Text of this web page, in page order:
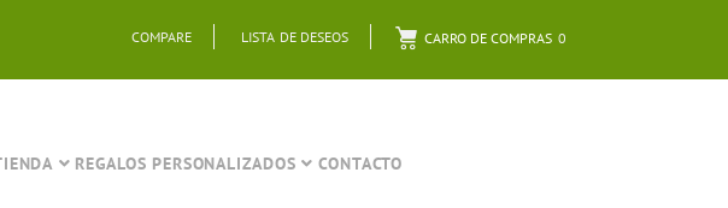
COMPARE LISTA DE DESEOS CARRO DE COMPRAS 0
REGALOS PERSONALIZADOS CONTACTO